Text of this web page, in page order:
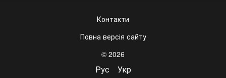
Контакти
Повна версія сайту
© 2026
Рус Укр